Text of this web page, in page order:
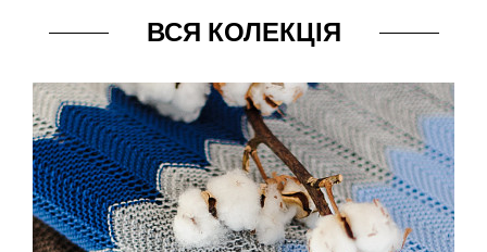
ВСЯ КОЛЕКЦІЯ